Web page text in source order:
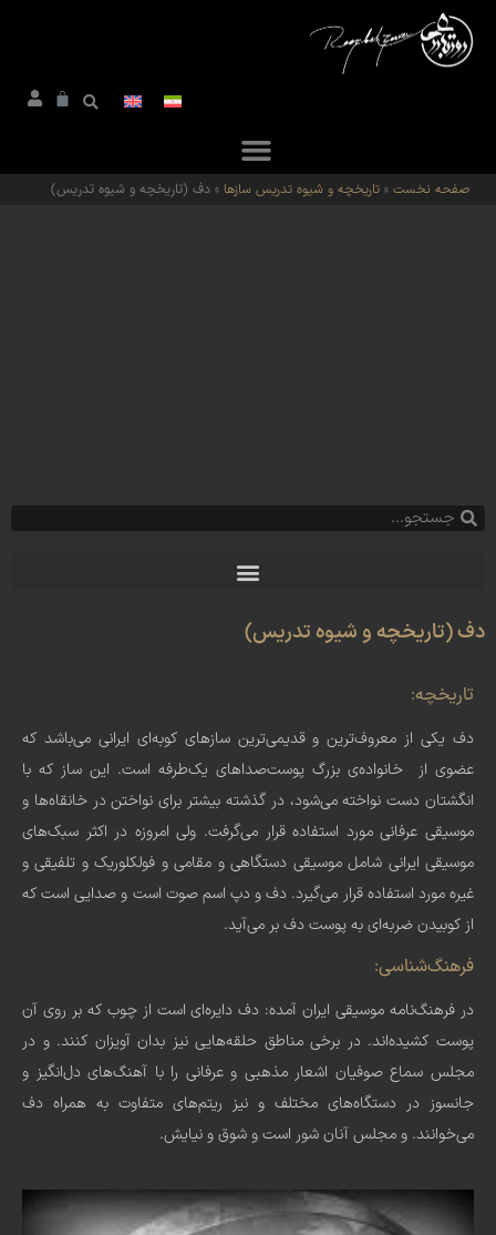
صفحه نخست » تاریخچه و شیوه تدریس سازها » دف (تاریخچه و شیوه تدریس)
دف (تاریخچه و شیوه تدریس)
تاریخچه:
دف یکی از معروف‌ترین و قدیمی‌ترین سازهای کوبه‌ای ایرانی می‌باشد که
عضوی از خانواده‌ی بزرگ پوست‌صداهای یک‌طرفه است. این ساز که با
انگشتان دست نواخته می‌شود، در گذشته بیشتر برای نواختن در خانقاه‌ها و
موسیقی عرفانی مورد استفاده قرار می‌گرفت. ولی امروزه در اکثر سبک‌های
موسیقی ایرانی شامل موسیقی دستگاهی و مقامی و فولکلوریک و تلفیقی و
غیره مورد استفاده قرار می‌گیرد. دف و دپ اسم صوت است و صدایی است که
از کوبیدن ضربه‌ای به پوست دف بر می‌آید.
فرهنگ‌شناسی:
در فرهنگ‌نامه موسیقی ایران آمده: دف دایره‌ای است از چوب که بر روی آن
پوست کشیده‌اند. در برخی مناطق حلقه‌هایی نیز بدان آویزان کنند. و در
مجلس سماع صوفیان اشعار مذهبی و عرفانی را با آهنگ‌های دل‌انگیز و
جانسوز در دستگاه‌های مختلف و نیز ریتم‌های متفاوت به همراه دف
می‌خوانند. و مجلس آنان شور است و شوق و نیایش.